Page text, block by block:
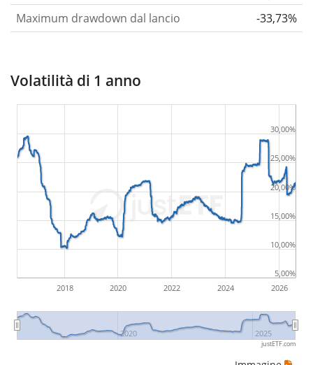
Maximum drawdown dal lancio
-33,73%
Volatilità di 1 anno
2018 2020 2022 2024 2026
2020 2025
5,00%
10,00%
15,00%
20,00%
25,00%
30,00%
justETF.com